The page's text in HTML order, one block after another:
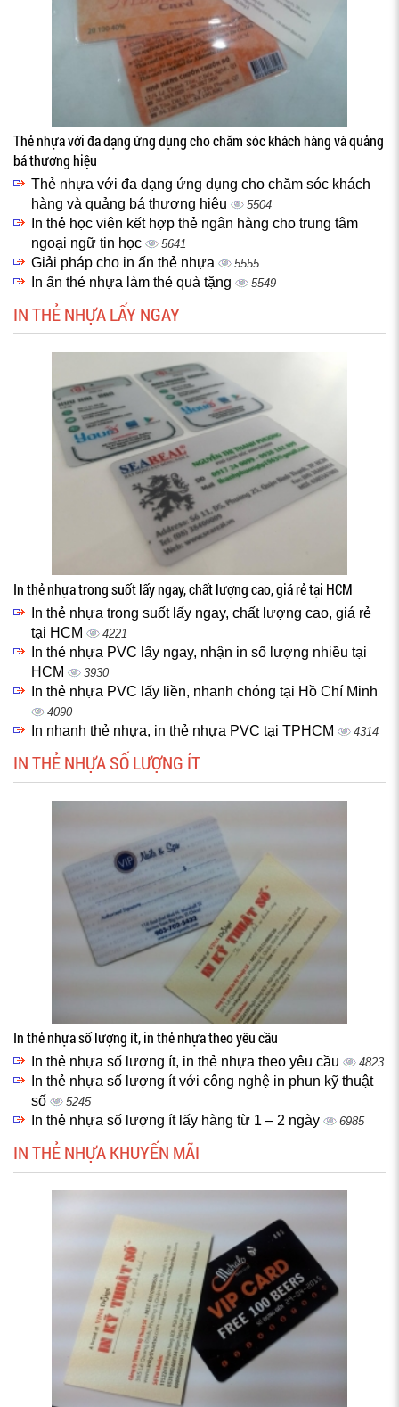
Thẻ nhựa với đa dạng ứng dụng cho chăm sóc khách hàng và quảng
bá thương hiệu
Thẻ nhựa với đa dạng ứng dụng cho chăm sóc khách
hàng và quảng bá thương hiệu
5504
In thẻ học viên kết hợp thẻ ngân hàng cho trung tâm
ngoại ngữ tin học
5641
Giải pháp cho in ấn thẻ nhựa 5555
In ấn thẻ nhựa làm thẻ quà tặng 5549
IN THẺ NHỰA LẤY NGAY
In thẻ nhựa trong suốt lấy ngay, chất lượng cao, giá rẻ tại HCM
In thẻ nhựa trong suốt lấy ngay, chất lượng cao, giá rẻ
tại HCM
4221
In thẻ nhựa PVC lấy ngay, nhận in số lượng nhiều tại
HCM
3930
In thẻ nhựa PVC lấy liền, nhanh chóng tại Hồ Chí Minh
4090
In nhanh thẻ nhựa, in thẻ nhựa PVC tại TPHCM 4314
IN THẺ NHỰA SỐ LƯỢNG ÍT
In thẻ nhựa số lượng ít, in thẻ nhựa theo yêu cầu
In thẻ nhựa số lượng ít, in thẻ nhựa theo yêu cầu 4823
In thẻ nhựa số lượng ít với công nghệ in phun kỹ thuật
số
5245
In thẻ nhựa số lượng ít lấy hàng từ 1 – 2 ngày 6985
IN THẺ NHỰA KHUYẾN MÃI